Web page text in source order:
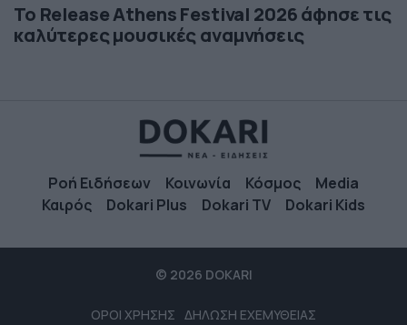
Το Release Athens Festival 2026 άφησε τις
καλύτερες μουσικές αναμνήσεις
Ροή Ειδήσεων Κοινωνία Κόσμος
Media
Καιρός
Dokari Plus Dokari TV Dokari Kids
© 2026 DOKARI
ΟΡΟΙ ΧΡΗΣΗΣ ΔΗΛΩΣΗ ΕΧΕΜΥΘΕΙΑΣ